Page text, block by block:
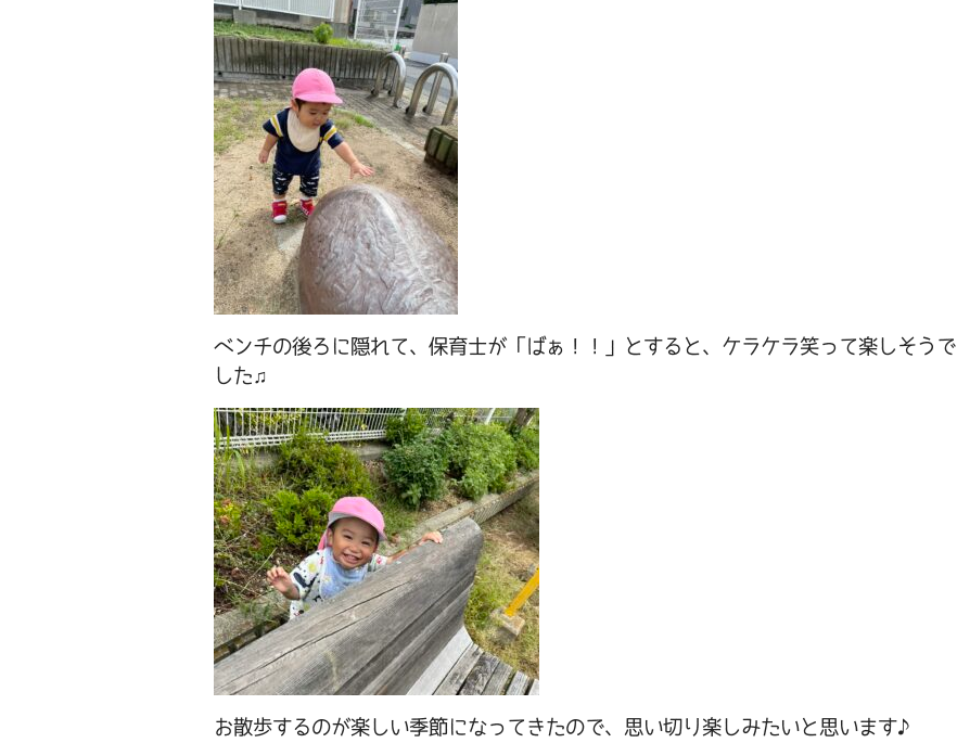
ベンチの後ろに隠れて、保育士が「ばぁ！！」とすると、ケラケラ笑って楽しそうで
した♫
お散歩するのが楽しい季節になってきたので、思い切り楽しみたいと思います♪